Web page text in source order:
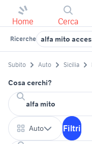
Home Cerca
Ricerche alfa mito
Subito Auto Sicilia
Cosa cerchi?
Auto Filtri